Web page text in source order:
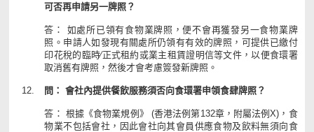
可否再申請另一牌照？
答： 如處所已領有食物業牌照，便不會再獲發另一食物業牌
照。申請人如發現有關處所仍領有有效的牌照，可提供已繳付
印花稅的臨時∕正式租約或業主租賃證明信等文件，以便食環署
取消舊有牌照，然後才會考慮簽發新牌照。
問： 會社內提供餐飲服務須否向食環署申領食肆牌照？
答： 根據《食物業規例》 (香港法例第132章，附屬法例X)，食
物業不包括會社，因此會社向其會員供應食物及飲料無須向食